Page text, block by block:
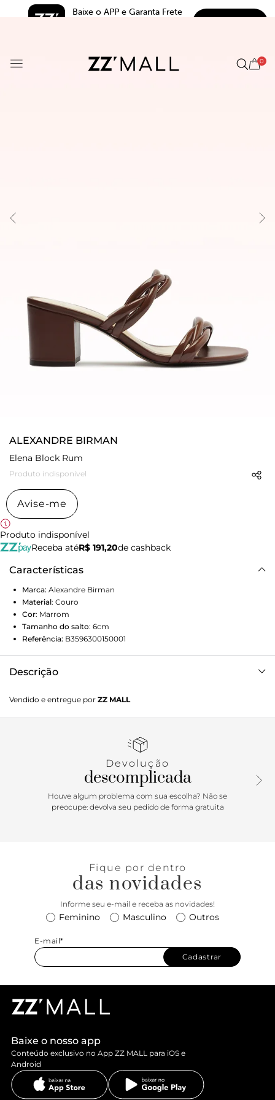
Baixe o APP e Garanta Frete
0
ALEXANDRE BIRMAN
Elena Block Rum
Produto indisponível
Avise-me
Produto indisponível
Receba atéR$ 191,20de cashback
Características
Marca: Alexandre Birman
Material: Couro
Cor: Marrom
Tamanho do salto: 6cm
Referência: B3596300150001
Descrição
contemporânea, combinando design minimalista com
detalhes marcantes. Confeccionada em couro, a sandália
feminilidade ao visual, enquanto o salto bloco de 60mm
Versátil e refinada, transita com leveza entre diferentes
ocasiões, elevando qualquer composição com elegância
Vendido e entregue por ZZ MALL
Devolução
descomplicada
Houve algum problema com sua escolha? Não se
preocupe: devolva seu pedido de forma gratuita
Fique por dentro
das novidades
Informe seu e-mail e receba as novidades!
Feminino Masculino Outros
E-mail*
Cadastrar
Baixe o nosso app
Conteúdo exclusivo no App ZZ MALL para iOS e
Android